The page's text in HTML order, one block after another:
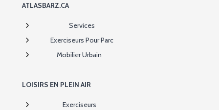
ATLASBARZ.CA
5 Services
5 Exerciseurs Pour Parc
5 Mobilier Urbain
LOISIRS EN PLEIN AIR
5 Exerciseurs